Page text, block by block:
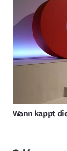
Wann kappt